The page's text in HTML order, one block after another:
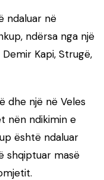
ndaluar në
ndërsa nga një
Kapi, Strugë,
dhe një në Veles
nën ndikimin e
është ndaluar
shqiptuar masë